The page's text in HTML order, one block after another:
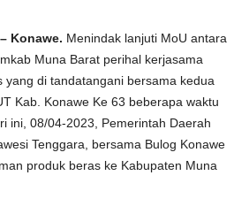
Konawe. Menindak lanjuti MoU antara
Muna Barat perihal kerjasama
yang di tandatangani bersama kedua
Kab. Konawe Ke 63 beberapa waktu
ini, 08/04-2023, Pemerintah Daerah
Tenggara, bersama Bulog Konawe
produk beras ke Kabupaten Muna